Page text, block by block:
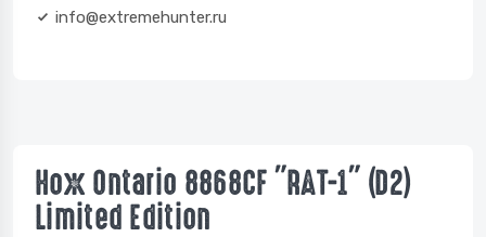
info@extremehunter.ru
Нож Ontario 8868CF "RAT-1" (D2)
Limited Edition